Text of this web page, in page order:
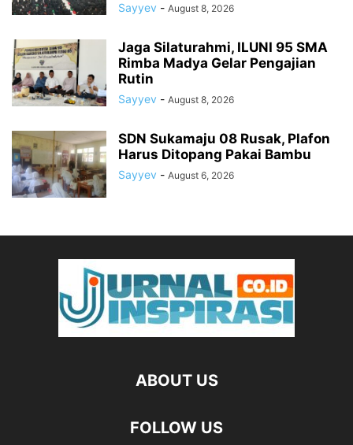
Sayyev - August 8, 2026
Jaga Silaturahmi, ILUNI 95 SMA
Rimba Madya Gelar Pengajian
Rutin
Sayyev - August 8, 2026
SDN Sukamaju 08 Rusak, Plafon
Harus Ditopang Pakai Bambu
Sayyev - August 6, 2026
ABOUT US
FOLLOW US